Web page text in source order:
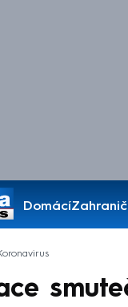
Domácí
Pořady